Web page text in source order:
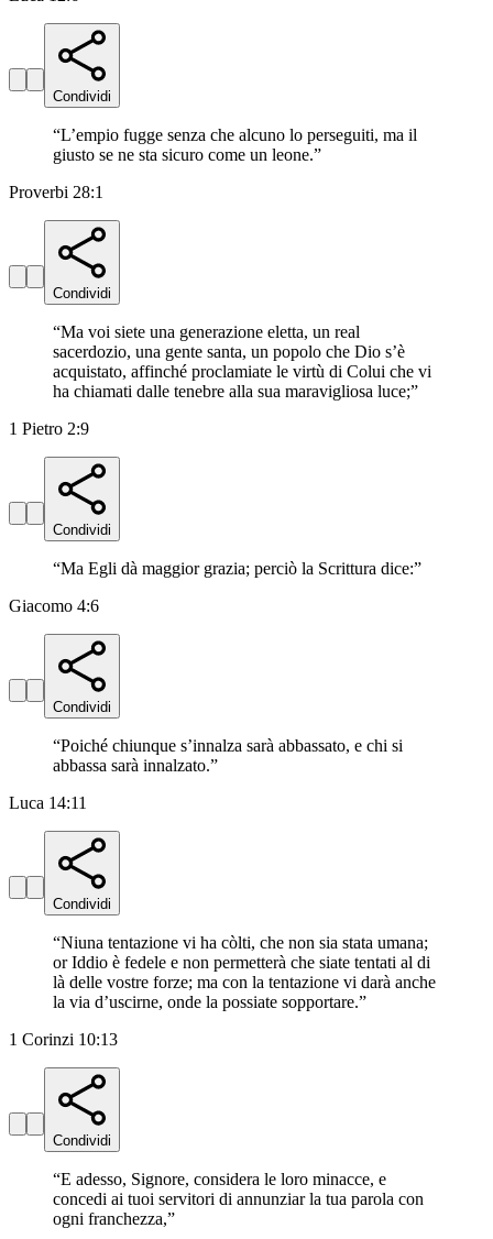
Condividi
“L’empio fugge senza che alcuno lo perseguiti, ma il
giusto se ne sta sicuro come un leone.”
Proverbi 28:1
Condividi
“Ma voi siete una generazione eletta, un real
sacerdozio, una gente santa, un popolo che Dio s’è
acquistato, affinché proclamiate le virtù di Colui che vi
ha chiamati dalle tenebre alla sua maravigliosa luce;”
1 Pietro 2:9
Condividi
“Ma Egli dà maggior grazia; perciò la Scrittura dice:”
Giacomo 4:6
Condividi
“Poiché chiunque s’innalza sarà abbassato, e chi si
abbassa sarà innalzato.”
Luca 14:11
Condividi
“Niuna tentazione vi ha còlti, che non sia stata umana;
or Iddio è fedele e non permetterà che siate tentati al di
là delle vostre forze; ma con la tentazione vi darà anche
la via d’uscirne, onde la possiate sopportare.”
1 Corinzi 10:13
Condividi
“E adesso, Signore, considera le loro minacce, e
concedi ai tuoi servitori di annunziar la tua parola con
ogni franchezza,”